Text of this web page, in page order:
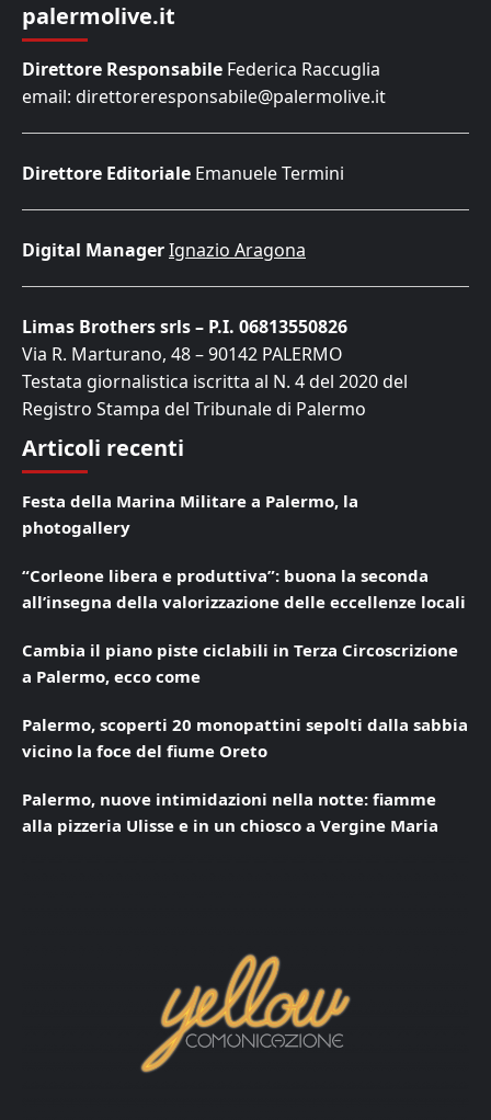
palermolive.it
Direttore Responsabile Federica Raccuglia
email: direttoreresponsabile@palermolive.it
Direttore Editoriale Emanuele Termini
Digital ManagerIgnazio Aragona
Limas Brothers srls – P.I. 06813550826
Via R. Marturano, 48 – 90142 PALERMO
Testata giornalistica iscritta al N. 4 del 2020 del
Registro Stampa del Tribunale di Palermo
Articoli recenti
Festa della Marina Militare a Palermo, la
photogallery
“Corleone libera e produttiva”: buona la seconda
all’insegna della valorizzazione delle eccellenze locali
Cambia il piano piste ciclabili in Terza Circoscrizione
a Palermo, ecco come
Palermo, scoperti 20 monopattini sepolti dalla sabbia
vicino la foce del fiume Oreto
Palermo, nuove intimidazioni nella notte: fiamme
alla pizzeria Ulisse e in un chiosco a Vergine Maria